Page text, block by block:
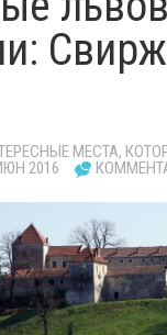
МЕСТА,
2016